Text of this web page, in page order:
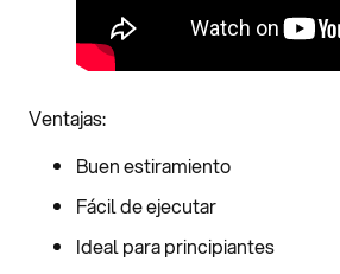
Ventajas:
Buen estiramiento
Fácil de ejecutar
Ideal para principiantes